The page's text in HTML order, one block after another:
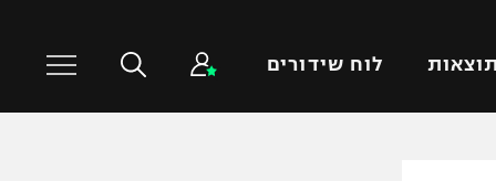
תוצאות לוח שידורים